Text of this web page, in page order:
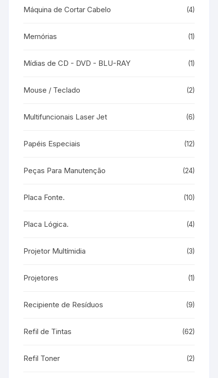
Máquina de Cortar Cabelo (4)
Memórias (1)
Mídias de CD - DVD - BLU-RAY (1)
Mouse / Teclado (2)
Multifuncionais Laser Jet (6)
Papéis Especiais (12)
Peças Para Manutenção (24)
Placa Fonte. (10)
Placa Lógica. (4)
Projetor Multímidia (3)
Projetores (1)
Recipiente de Resíduos (9)
Refil de Tintas (62)
Refil Toner (2)